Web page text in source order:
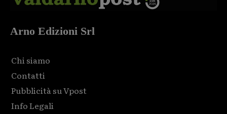
Arno Edizioni Srl
Chi siamo
Contatti
Pubblicità su Vpost
Info Legali